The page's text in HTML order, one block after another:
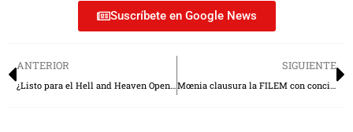
Suscríbete en Google News
ANTERIOR
¿Listo para el Hell and Heaven Open Air? Esto cuestan los boletos
SIGUIENTE
Mœnia clausura la FILEM con concierto gratuito